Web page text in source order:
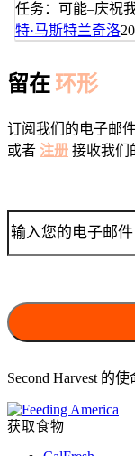
任务：可能–庆祝
特·马斯特兰奇洛
留在 环形
订阅我们的电子邮
或者 注册 接收我们
Second Harvest 的
获取食物